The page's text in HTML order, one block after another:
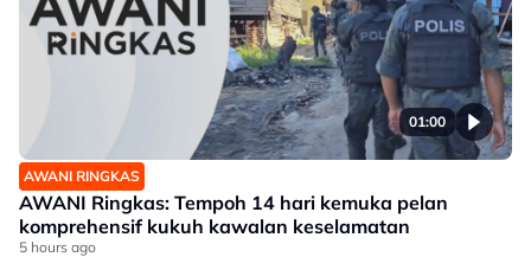
01:00
AWANI RINGKAS
AWANI Ringkas: Tempoh 14 hari kemuka pelan
komprehensif kukuh kawalan keselamatan
5 hours ago